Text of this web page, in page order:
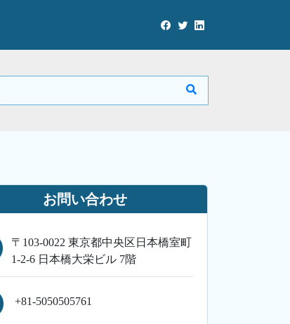
お問い合わせ
〒103-0022 東京都中央区日本橋室町
1-2-6 日本橋大栄ビル 7階
+81-5050505761